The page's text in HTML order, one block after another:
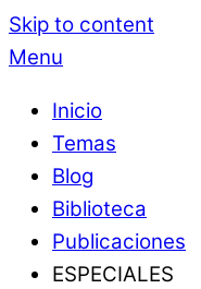
Skip to content
Menu
Inicio
Temas
Blog
Biblioteca
Publicaciones
ESPECIALES